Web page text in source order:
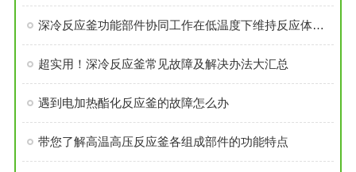
深冷反应釜功能部件协同工作在低温度下维持反应体系的稳定性
超实用！深冷反应釜常见故障及解决办法大汇总
遇到电加热酯化反应釜的故障怎么办
带您了解高温高压反应釜各组成部件的功能特点